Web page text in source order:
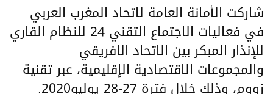
شاركت الأمانة العامة لاتحاد المغرب العربي
في فعاليات الاجتماع التقني 24 للنظام القاري
للإنذار المبكر بين الاتحاد الافريقي
والمجموعات الاقتصادية الإقليمية، عبر تقنية
زووم، وذلك خلال فترة 27-28 يوليو2020.